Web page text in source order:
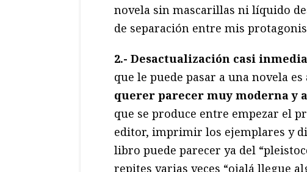
novela sin mascarillas ni líquido
de separación entre mis
2.- Desactualización casi
que le puede pasar a una novela es
querer parecer muy moderna y
que se produce entre empezar el
editor, imprimir los ejemplares y
libro puede parecer ya del
repites varias veces “ojalá llegue